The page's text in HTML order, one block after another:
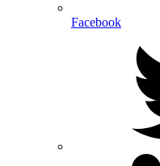
Facebook